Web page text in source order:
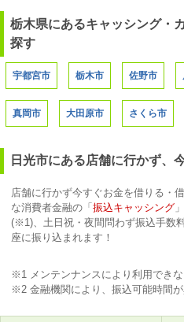
栃木県にあるキャッシング・
探す
宇都宮市 栃木市 佐野市
真岡市 大田原市 さくら市
日光市にある店舗に行かず、
店舗に行かず今すぐお金を借りる・
な消費者金融の「 振込キャッシング
(※1)、土日祝・夜間問わず振込手数
座に振り込まれます！
※1 メンテンナンスにより利用できな
※2 金融機関により、振込可能時間が